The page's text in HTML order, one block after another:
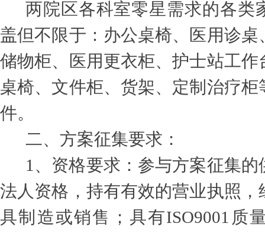
两院区各科室零星需求的各类
盖但不限于：办公桌椅、医用诊
储物柜、医用更衣柜、护士站工
桌椅、文件柜、货架、定制治疗
件。
二、方案征集要求：
1 、资格要求：参与方案征集
法人资格，持有有效的营业执照
具制造或销售；具有ISO9001质